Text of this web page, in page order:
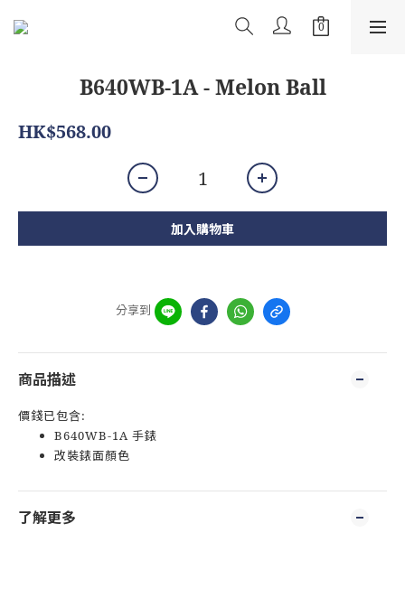
B640WB-1A - Melon Ball
HK$568.00
加入購物車
分享到
商品描述
價錢已包含:
B640WB-1A 手錶
改裝錶面顏色
了解更多